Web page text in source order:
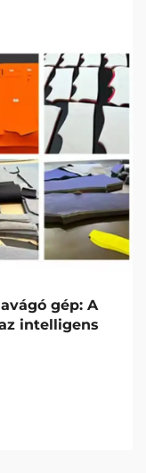
gép: A
intelligens